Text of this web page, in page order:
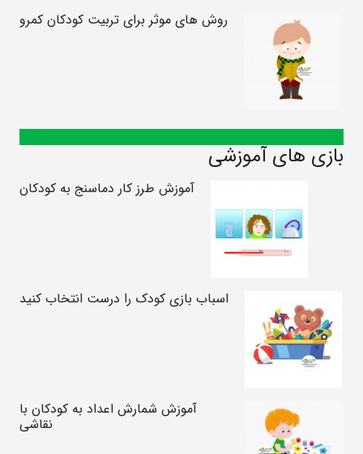
روش های موثر برای تربیت کودکان کمرو
بازی های آموزشی
آموزش طرز کار دماسنج به کودکان
اسباب بازی کودک را درست انتخاب کنید
آموزش شمارش اعداد به کودکان با
نقاشی